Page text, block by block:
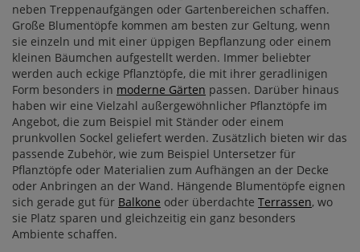
neben Treppenaufgängen oder Gartenbereichen schaffen.
Große Blumentöpfe kommen am besten zur Geltung, wenn
sie einzeln und mit einer üppigen Bepflanzung oder einem
kleinen Bäumchen aufgestellt werden. Immer beliebter
werden auch eckige Pflanztöpfe, die mit ihrer geradlinigen
Form besonders in moderne Gärten passen. Darüber hinaus
haben wir eine Vielzahl außergewöhnlicher Pflanztöpfe im
Angebot, die zum Beispiel mit Ständer oder einem
prunkvollen Sockel geliefert werden. Zusätzlich bieten wir das
passende Zubehör, wie zum Beispiel Untersetzer für
Pflanztöpfe oder Materialien zum Aufhängen an der Decke
oder Anbringen an der Wand. Hängende Blumentöpfe eignen
sich gerade gut für Balkone oder überdachte Terrassen, wo
sie Platz sparen und gleichzeitig ein ganz besonders
Ambiente schaffen.